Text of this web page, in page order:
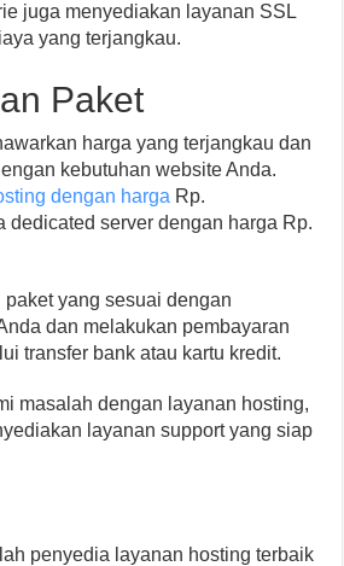
juga menyediakan layanan SSL
yang terjangkau.
Paket
harga yang terjangkau dan
kebutuhan website Anda.
dengan harga Rp.
dedicated server dengan harga Rp.
yang sesuai dengan
dan melakukan pembayaran
transfer bank atau kartu kredit.
masalah dengan layanan hosting,
layanan support yang siap
penyedia layanan hosting terbaik